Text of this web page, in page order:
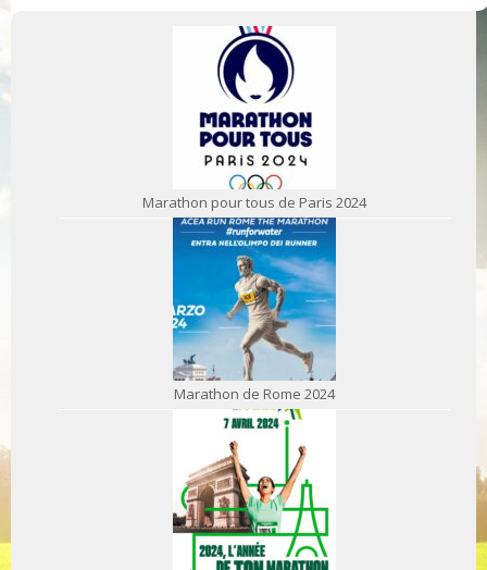
Marathon pour tous de Paris 2024
Marathon de Rome 2024